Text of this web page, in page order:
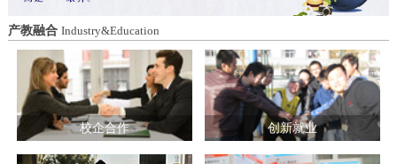
不怠，共同书写华澳学院高质量发展的崭
新篇章。 本届开幕式以“逐梦 健康 奋进
感恩”为脉络，献上四场精彩展演。 健康
同行，雅韵律动 优雅交谊舞翩跹起舞，
舞步轻盈、配合默契，在旋转与迈步间绽
放自信从容的青春风采。 感恩于心，团
结奋进 歌舞表演温暖有力，音符与舞步
传递同心同行的信念，凝聚团结力量，共
赴赛场追梦之旅。 学院党委书记刘国垠
结对共建融入专业建设、科研创新、人才
培养、社会服务全过程，让党建引领下的
校际合作，既赋能民办高校规范发展，也
助力公办高校拓展育人维度。 在共同见
证下，三方校领导签署了《党建和思想政
治工作结对共建协议书》。 此次签约不
仅为党建和思想政治工作搭建起常态化、
制度化的交流平台，更为三方在更广领
产教融合 Industry&Education
校企合作 创新就业